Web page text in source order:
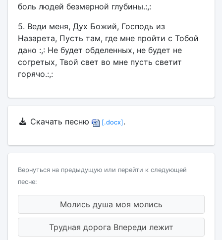
боль людей безмерной глубины.:,:
5. Веди меня, Дух Божий, Господь из
Назарета, Пусть там, где мне пройти с Тобой
дано :,: Не будет обделенных, не будет не
согретых, Твой свет во мне пусть светит
горячо.:,:
Скачать песню [.docx] .
Вернуться на предыдущую или перейти к следующей
песне:
Молись душа моя молись
Трудная дорога Впереди лежит